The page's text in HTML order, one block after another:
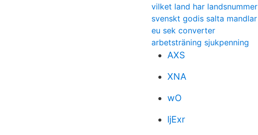
vilket land har
svenskt godis salta mandlar
eu sek converter
arbetsträning sjukpenning
AXS
XNA
wO
ljExr